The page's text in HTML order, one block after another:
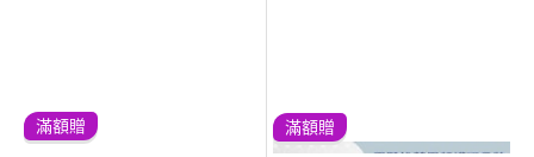
滿額贈 滿額贈